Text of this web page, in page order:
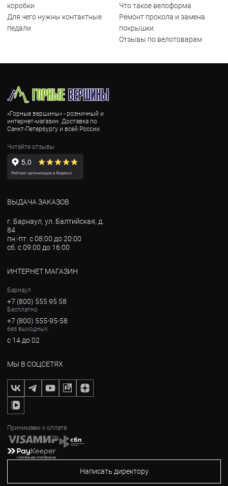
коробки
Для чего нужны контактные
педали
Что такое велоформа
Ремонт прокола и замена
покрышки
Отзывы по велотоварам
«Горные вершины» - розничный и
интернет-магазин. Доставка по
Санкт-Петербургу и всей России.
Читайте отзывы
ВЫДАЧА ЗАКАЗОВ
г. Барнаул, ул. Балтийская, д.
84
пн.-пт. с 08:00 до 20:00
сб. с 09:00 до 16:00
ИНТЕРНЕТ МАГАЗИН
Барнаул
+7 (800) 555 95 58
Бесплатно
+7 (800) 555-95-58
без выходных
с 14 до 02
МЫ В СОЦСЕТЯХ
Принимаем к оплате
Написать директору